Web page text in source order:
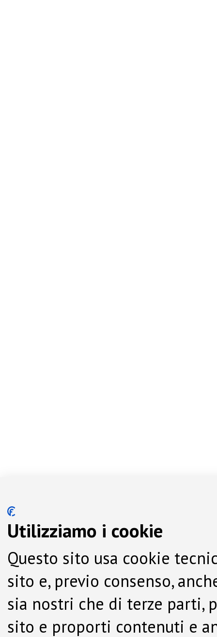
Utilizziamo i cookie
Questo sito usa cookie
sito e, previo consenso,
sia nostri che di terze parti,
sito e proporti contenuti e